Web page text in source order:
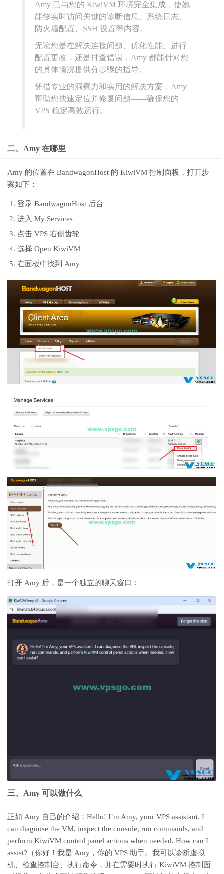
Amy 已与您的 KiwiVM 环境完全集成，使她
能够实时访问关键的诊断信息、系统日志、
防火墙配置、SSH 设置等内容。
无论您是在解决连接问题、优化性能、进行
配置更改，还是排查错误，Amy 都能针对您
的具体情况提供分步骤的指导。
凭借专业的洞察力和实用的解决方案，Amy
帮助您快速定位并修复问题——确保您的
VPS 稳定高效运行。
二、Amy 在哪里
Amy 的位置在 BandwagonHost 的 KiwiVM 控制面板，打开步
骤如下：
登录 BandwagonHost 后台
进入 My Services
点击 VPS 右侧齿轮
选择 Open KiwiVM
在面板中找到 Amy
打开 Amy 后，是一个独立的聊天窗口：
三、Amy 可以做什么
正如 Amy 自己的介绍：Hello! I’m Amy, your VPS assistant. I
can diagnose the VM, inspect the console, run commands, and
perform KiwiVM control panel actions when needed. How can I
assist?（你好！我是 Amy，你的 VPS 助手。我可以诊断虚拟
机、检查控制台、执行命令，并在需要时执行 KiwiVM 控制面